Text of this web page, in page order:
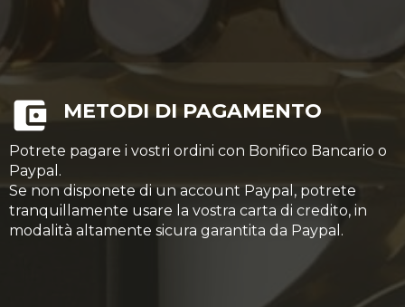
METODI DI PAGAMENTO
Potrete pagare i vostri ordini con Bonifico Bancario o
Paypal.
Se non disponete di un account Paypal, potrete
tranquillamente usare la vostra carta di credito, in
modalità altamente sicura garantita da Paypal.